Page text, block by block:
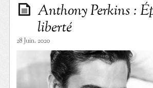
Anthony Perkins :
liberté
28 Juin. 2020